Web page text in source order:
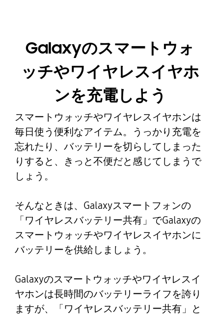
Galaxyのスマートウォ
ッチやワイヤレスイヤホ
ンを充電しよう
スマートウォッチやワイヤレスイヤホンは
毎日使う便利なアイテム。うっかり充電を
忘れたり、バッテリーを切らしてしまった
りすると、きっと不便だと感じてしまうで
しょう。
そんなときは、Galaxyスマートフォンの
「ワイヤレスバッテリー共有」でGalaxyの
スマートウォッチやワイヤレスイヤホンに
バッテリーを供給しましょう。
Galaxyのスマートウォッチやワイヤレスイ
ヤホンは長時間のバッテリーライフを誇り
ますが、「ワイヤレスバッテリー共有」と